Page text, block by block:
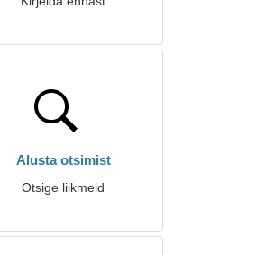
Alusta otsimist
Otsige liikmeid